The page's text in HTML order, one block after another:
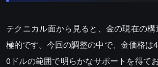
テクニカル面から見ると、金の現在の
極的です。今回の調整の中で、金価格は
0ドルの範囲で明らかなサポートを得て